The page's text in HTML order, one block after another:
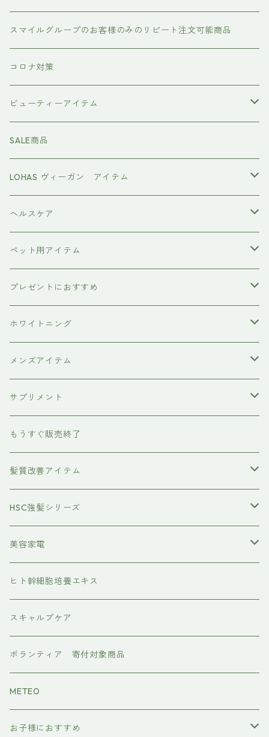
#イマヘア
the u （bihatsu）
トリートメント ヘアマスク（インバス）
流さないトリートメント（アウトバス）
#イマヘア
頭皮ケアアイテム
強髪
ダークニル
スタイリング剤
N .（エヌドット）
インプライム
塩基性カラー剤
クロマID
あおつぶ
スマイルグループのお客様のみのリピート注文可能商品
コロナ対策
ビューティーアイテム
MTG REFA
ヤーマン YAMAN
美容液
オールインワンジェル
ボディソープ
洗顔料
炭酸洗顔フォーム
SALE商品
LOHAS ヴィーガン アイテム
ヴィーガン認証
ヘルスケア
エイジングケア
ペット用アイテム
犬用シャンプー
ペット用ブラシ
サプリメント
プレゼントにおすすめ
男性にプレゼント
女性にプレゼント
ホワイトニング
歯磨き粉
メンズアイテム
ボディケア
除毛クリーム
育毛ケア
養毛剤
フェイスケア
サプリメント
犬用
もうすぐ販売終了
髪質改善アイテム
トステアケア
レブリン酸ケア
水素トリートメント
プレックスケア
CMCケア
HSC強髪シリーズ
アイラッシュ
美容家電
ヘアアイロン
マグネット
ドライヤー
ワンダム
ヒト幹細胞培養エキス
スキャルプケア
ボランティア 寄付対象商品
METEO
お子様におすすめ